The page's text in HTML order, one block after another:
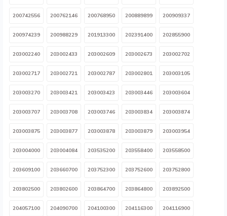
200742556 200762146 200768950 200889899 200909337
200974239 200988229 201913300 202391400 202855900
203002240 203002433 203002609 203002673 203002702
203002717 203002721 203002787 203002801 203003105
203003270 203003421 203003423 203003446 203003604
203003707 203003708 203003746 203003834 203003874
203003875 203003877 203003878 203003879 203003954
203004000 203004084 203535200 203558400 203558500
203609100 203660700 203752300 203752600 203752800
203802500 203802600 203864700 203864800 203892500
204057100 204090700 204100300 204116300 204116900